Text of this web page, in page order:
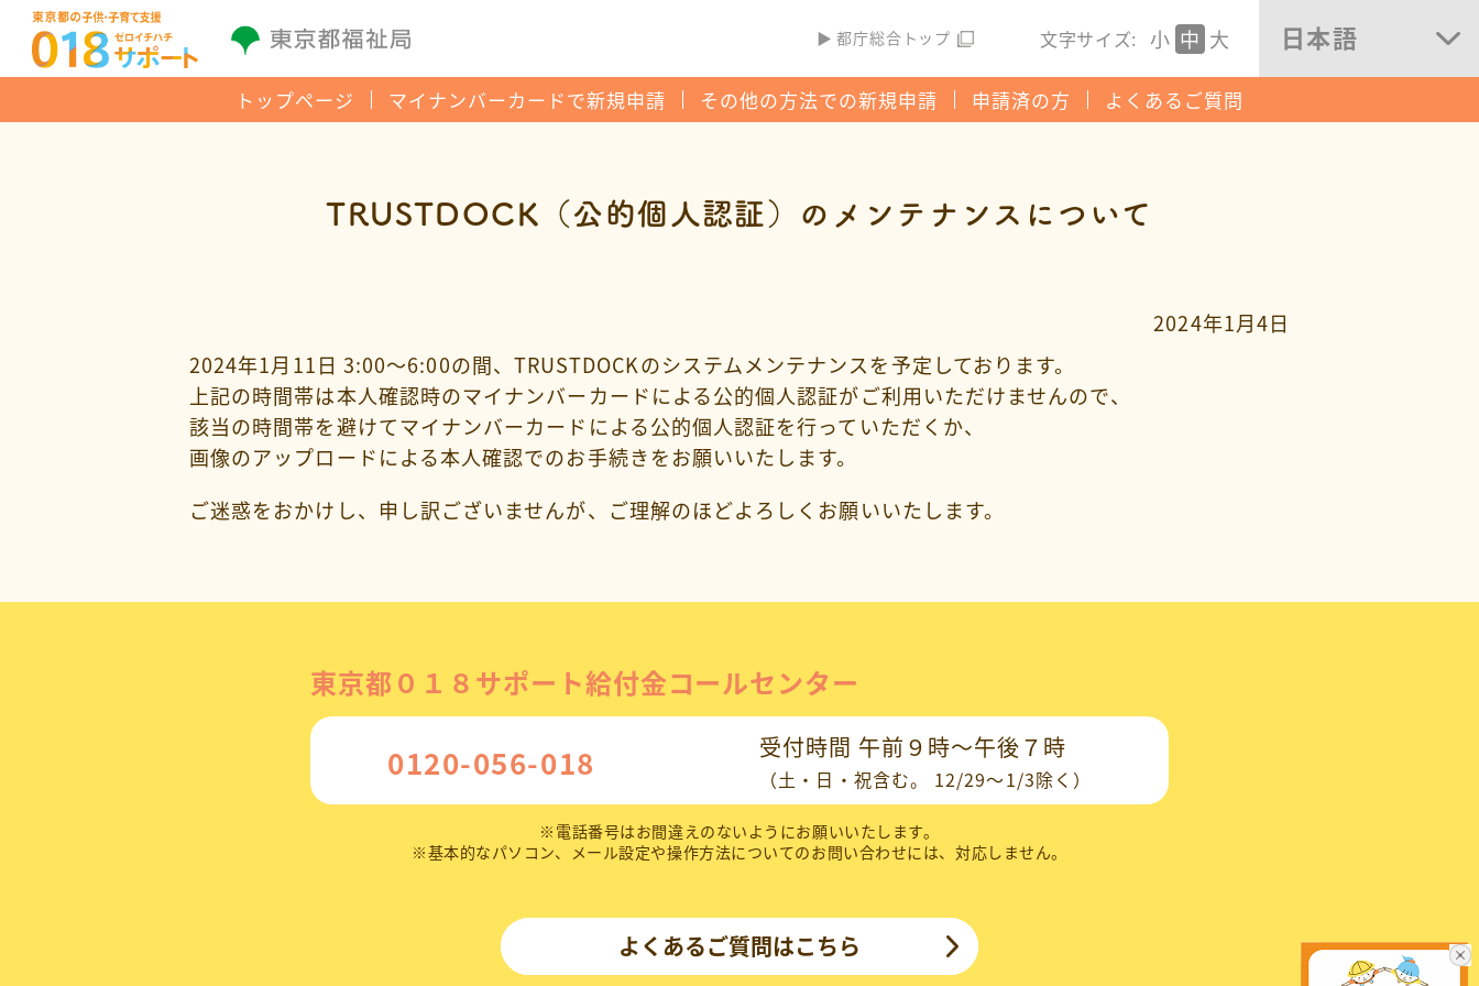
▶ 都庁総合トップ 文字サイズ: 小 中 大 日本語
トップページ マイナンバーカードで新規申請 その他の方法での新規申請 申請済の方 よくあるご質問
TRUSTDOCK（公的個人認証）のメンテナンスについて
2024年1月4日
2024年1月11日 3:00～6:00の間、TRUSTDOCKのシステムメンテナンスを予定しております。
上記の時間帯は本人確認時のマイナンバーカードによる公的個人認証がご利用いただけませんので、
該当の時間帯を避けてマイナンバーカードによる公的個人認証を行っていただくか、
画像のアップロードによる本人確認でのお手続きをお願いいたします。
ご迷惑をおかけし、申し訳ございませんが、ご理解のほどよろしくお願いいたします。
東京都０１８ サポート給付金コールセンター
0120-056-018 受付時間 午前９時～午後７時
（土・日・祝含む。 12/29～1/3除く）
※ 電話番号はお間違えのないようにお願いいたします。
※基本的なパソコン、メール設定や操作方法についてのお問い合わせには、対応しません。
よくあるご質問はこちら